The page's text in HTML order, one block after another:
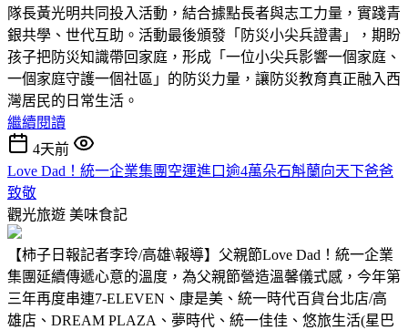
隊長黃光明共同投入活動，結合據點長者與志工力量，實踐青
銀共學、世代互助。活動最後頒發「防災小尖兵證書」，期盼
孩子把防災知識帶回家庭，形成「一位小尖兵影響一個家庭、
一個家庭守護一個社區」的防災力量，讓防災教育真正融入西
灣居民的日常生活。
繼續閱讀
4天前
Love Dad！統一企業集團空運進口逾4萬朵石斛蘭向天下爸爸
致敬
觀光旅遊 美味食記
【柿子日報記者李玲/高雄\報導】父親節Love Dad！統一企業
集團延續傳遞心意的溫度，為父親節營造溫馨儀式感，今年第
三年再度串連7-ELEVEN、康是美、統一時代百貨台北店/高
雄店、DREAM PLAZA、夢時代、統一佳佳、悠旅生活(星巴